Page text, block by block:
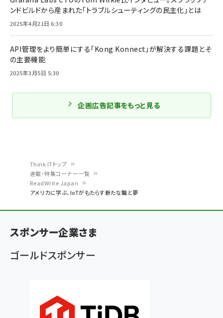
く
ず
Think ITトップ
連載・特集コーナー一覧
ReadWrite Japan
アメリカに学ぶ、IoTがもたらす新たな職と夢
ンドビルドから産まれた「トラブルシューティングの民主化」とは
2025年4月21日 6:30
API管理をより簡単にする「Kong Konnect」が解決する課題とそ
の主要機能
2025年3月5日 5:30
企画広告記事をもっと見る
スポンサー企業さま
ゴールドスポンサー